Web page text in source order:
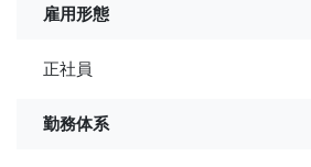
雇用形態
正社員
勤務体系